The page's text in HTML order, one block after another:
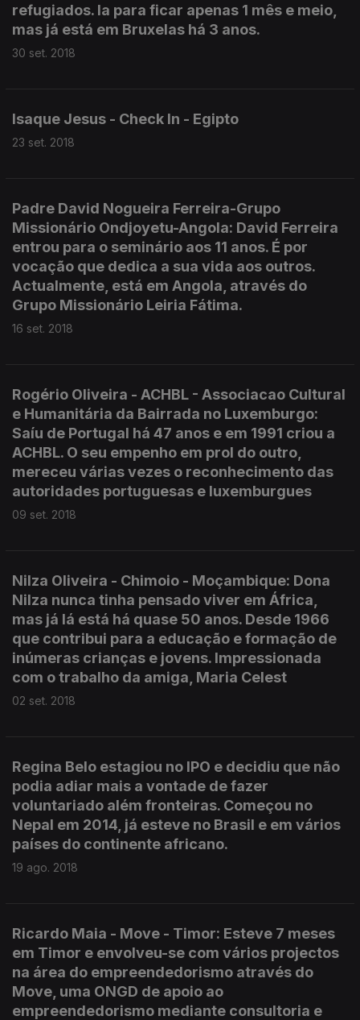
refugiados. Ia para ficar apenas 1 mês e meio,
mas já está em Bruxelas há 3 anos.
30 set. 2018
Isaque Jesus - Check In - Egipto
23 set. 2018
Padre David Nogueira Ferreira-Grupo
Missionário Ondjoyetu-Angola: David Ferreira
entrou para o seminário aos 11 anos. É por
vocação que dedica a sua vida aos outros.
Actualmente, está em Angola, através do
Grupo Missionário Leiria Fátima.
16 set. 2018
Rogério Oliveira - ACHBL - Associacao Cultural
e Humanitária da Bairrada no Luxemburgo:
Saíu de Portugal há 47 anos e em 1991 criou a
ACHBL. O seu empenho em prol do outro,
mereceu várias vezes o reconhecimento das
autoridades portuguesas e luxemburgues
09 set. 2018
Nilza Oliveira - Chimoio - Moçambique: Dona
Nilza nunca tinha pensado viver em África,
mas já lá está há quase 50 anos. Desde 1966
que contribui para a educação e formação de
inúmeras crianças e jovens. Impressionada
com o trabalho da amiga, Maria Celest
02 set. 2018
Regina Belo estagiou no IPO e decidiu que não
podia adiar mais a vontade de fazer
voluntariado além fronteiras. Começou no
Nepal em 2014, já esteve no Brasil e em vários
países do continente africano.
19 ago. 2018
Ricardo Maia - Move - Timor: Esteve 7 meses
em Timor e envolveu-se com vários projectos
na área do empreendedorismo através do
Move, uma ONGD de apoio ao
empreendedorismo mediante consultoria e